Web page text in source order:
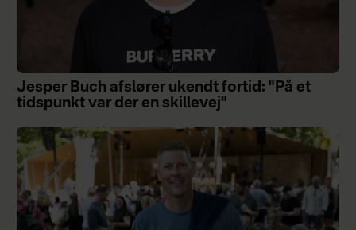
Jesper Buch afslører ukendt fortid: "På et
tidspunkt var der en skillevej"